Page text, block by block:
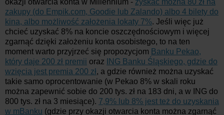
zakupy (do Empik.com, Goodie lub Zalando) albo 4 bilety do
kina, albo możliwość założenia lokaty 7%. Jeśli więc już
chcieć uzyskać 8% na koncie oszczędnościowym i więcej
zgarnąć dzięki założeniu konta osobistego, to na ten
moment warto przyjrzeć się propozycjom Banku Pekao,
który daje 200 zł premii oraz
ING Banku Śląskiego, gdzie do
wzięcia jest premia 200 zł , a gdzie również można uzyskać
takie samo oprocentowanie (w Pekao 8% w skali roku
można zapewnić sobie do 200 tys. zł na 183 dni, a w ING do
800 tys. zł na 3 miesiące). 7,9% lub 8% jest też do uzyskania
w mBanku (gdzie przy okazji otwarcia konta można zgarnąć